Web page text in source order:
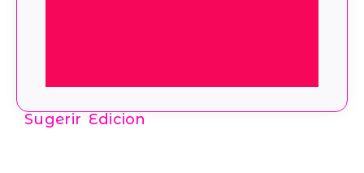
Sugerir Edicion